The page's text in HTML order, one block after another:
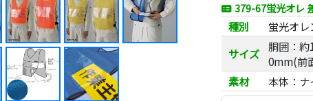
379-67蛍光オレ
種別
蛍光オレ
サイズ
胴囲：
0mm(前
素材
本体：ナ